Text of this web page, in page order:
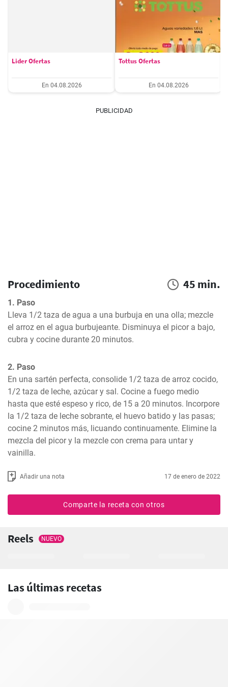
Lider Ofertas
En 04.08.2026
Tottus Ofertas
En 04.08.2026
PUBLICIDAD
Procedimiento 45 min.
1. Paso
Lleva 1/2 taza de agua a una burbuja en una olla; mezcle
el arroz en el agua burbujeante. Disminuya el picor a bajo,
cubra y cocine durante 20 minutos.
2. Paso
En una sartén perfecta, consolide 1/2 taza de arroz cocido,
1/2 taza de leche, azúcar y sal. Cocine a fuego medio
hasta que esté espeso y rico, de 15 a 20 minutos. Incorpore
la 1/2 taza de leche sobrante, el huevo batido y las pasas;
cocine 2 minutos más, licuando continuamente. Elimine la
mezcla del picor y la mezcle con crema para untar y
vainilla.
Añadir una nota 17 de enero de 2022
Comparte la receta con otros
Reels NUEVO
Las últimas recetas